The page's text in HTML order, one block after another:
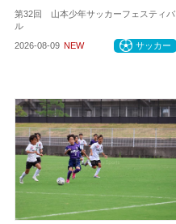
第32回 山本少年サッカーフェスティバ
ル
2026-08-09 NEW サッカー